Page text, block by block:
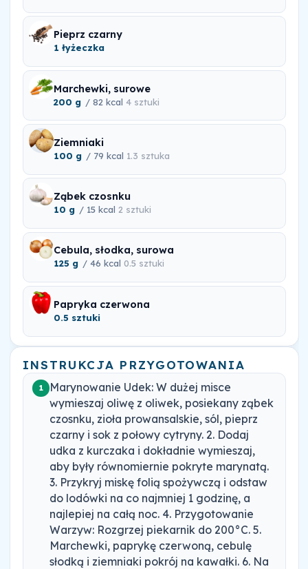
Pieprz czarny
1 łyżeczka
Marchewki, surowe
200 g / 82 kcal 4 sztuki
Ziemniaki
100 g / 79 kcal 1.3 sztuka
Ząbek czosnku
10 g / 15 kcal 2 sztuki
Cebula, słodka, surowa
125 g / 46 kcal 0.5 sztuki
Papryka czerwona
0.5 sztuki
INSTRUKCJA PRZYGOTOWANIA
1
Marynowanie Udek: W dużej misce
wymieszaj oliwę z oliwek, posiekany ząbek
czosnku, zioła prowansalskie, sól, pieprz
czarny i sok z połowy cytryny. 2. Dodaj
udka z kurczaka i dokładnie wymieszaj,
aby były równomiernie pokryte marynatą.
3. Przykryj miskę folią spożywczą i odstaw
do lodówki na co najmniej 1 godzinę, a
najlepiej na całą noc. 4. Przygotowanie
Warzyw: Rozgrzej piekarnik do 200°C. 5.
Marchewki, paprykę czerwoną, cebulę
słodką i ziemniaki pokrój na kawałki. 6. Na